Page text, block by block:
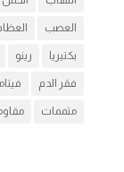
العصب
بكتيريا رينو
فقر الدم
متممات